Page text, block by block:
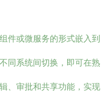
件或微服务的形式嵌入到
同系统间切换，即可在熟
、审批和共享功能，实现